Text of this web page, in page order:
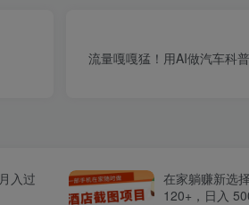
流量嘎嘎猛！用AI做汽车科
入过
在家躺赚新选
120+，日入